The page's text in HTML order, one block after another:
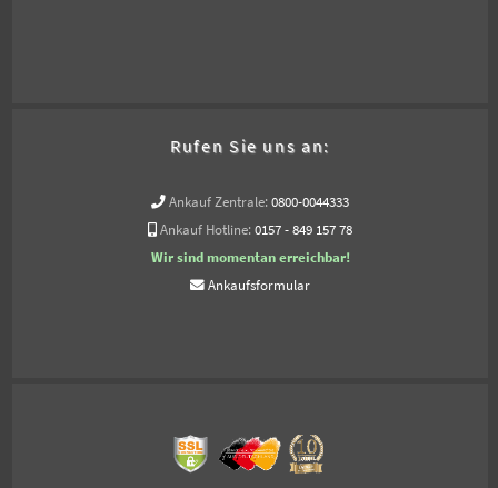
Rufen Sie uns an:
Ankauf Zentrale: 0800-0044333
Ankauf Hotline: 0157 - 849 157 78
Wir sind momentan erreichbar!
Ankaufsformular